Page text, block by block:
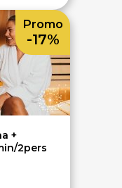
+
2pers
Promo
-17%